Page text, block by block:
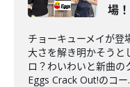
場！
チョーキューメイが登
大さを解き明かそうと
ロ？わいわいと新曲の
Eggs Crack Out!のコー